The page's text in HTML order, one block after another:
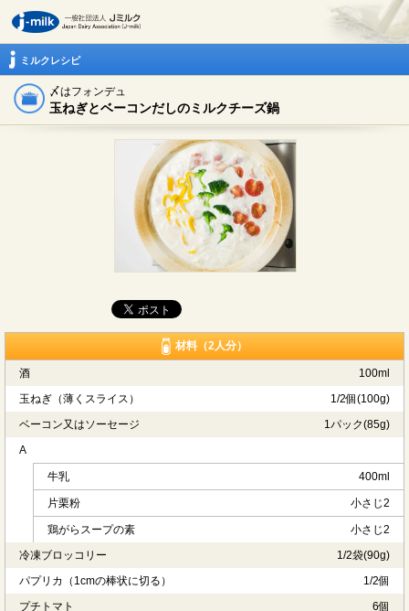
ミルクレシピ
〆はフォンデュ
玉ねぎとベーコンだしのミルクチーズ鍋
材料（2人分）
酒
100ml
玉ねぎ（薄くスライス）
1/2個(100g)
ベーコン又はソーセージ
1パック(85g)
A
牛乳 400ml
片栗粉 小さじ2
鶏がらスープの素
小さじ2
冷凍ブロッコリー
1/2袋(90g)
パプリカ（1cmの棒状に切る）
1/2個
プチトマト
6個